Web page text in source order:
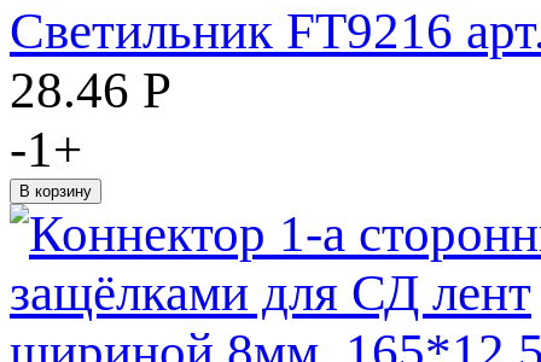
Светильник FT9216
28.46 Р
-1+